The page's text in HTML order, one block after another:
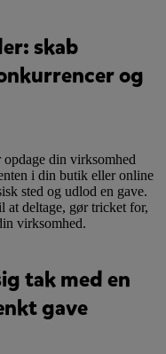
skab
og
din virksomhed
i din butik eller online
sted og udlod en gave.
deltage, gør tricket for,
virksomhed.
tak med en
gave